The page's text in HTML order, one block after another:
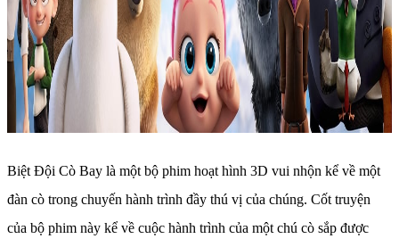
Biệt Đội Cò Bay là một bộ phim hoạt hình 3D vui nhộn kể về một
đàn cò trong chuyến hành trình đầy thú vị của chúng. Cốt truyện
của bộ phim này kể về cuộc hành trình của một chú cò sắp được